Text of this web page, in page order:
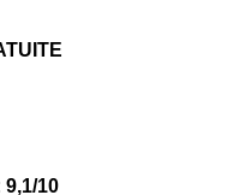
9,1/10